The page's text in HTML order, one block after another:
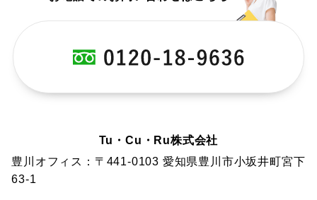
Tu・Cu・Ru株式会社
豊川オフィス：〒441-0103 愛知県豊川市小坂井町宮下
63-1